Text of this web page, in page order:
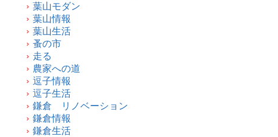
葉山モダン
葉山情報
葉山生活
蚤の市
走る
農家への道
逗子情報
逗子生活
鎌倉 リノベーション
鎌倉情報
鎌倉生活